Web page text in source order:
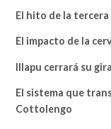
El hito de la
El impacto de la
Illapu cerrará su
El sistema que
Cottolengo